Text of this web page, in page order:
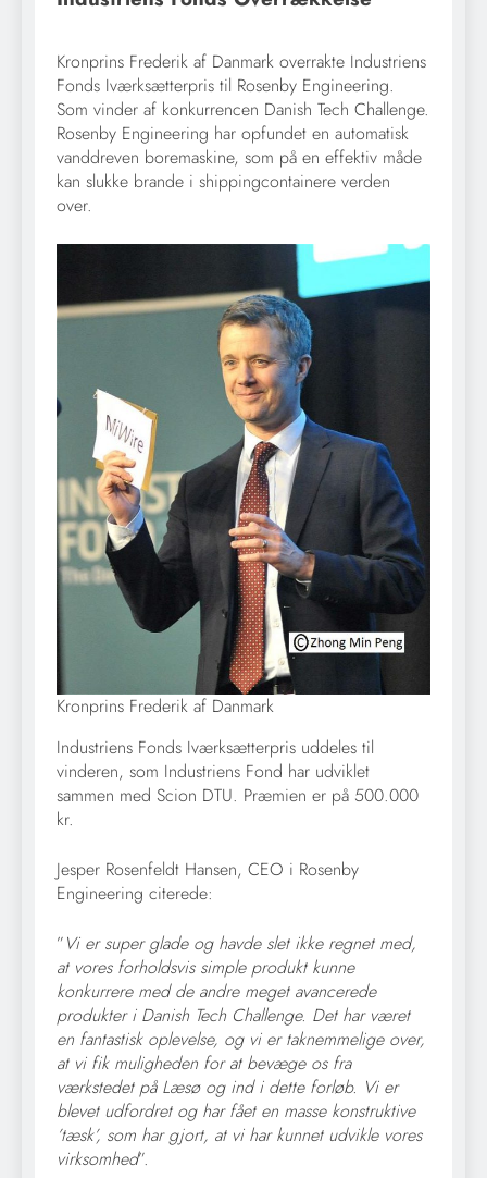
Kronprins Frederik af Danmark overrakte Industriens
Fonds Iværksætterpris til Rosenby Engineering.
Som vinder af konkurrencen Danish Tech Challenge.
Rosenby Engineering har opfundet en automatisk
vanddreven boremaskine, som på en effektiv måde
kan slukke brande i shippingcontainere verden
over.
Kronprins Frederik af Danmark
Industriens Fonds Iværksætterpris uddeles til
vinderen, som Industriens Fond har udviklet
sammen med Scion DTU. Præmien er på 500.000
kr.
Jesper Rosenfeldt Hansen, CEO i Rosenby
Engineering citerede:
”Vi er super glade og havde slet ikke regnet med,
at vores forholdsvis simple produkt kunne
konkurrere med de andre meget avancerede
produkter i Danish Tech Challenge. Det har været
en fantastisk oplevelse, og vi er taknemmelige over,
at vi fik muligheden for at bevæge os fra
værkstedet på Læsø og ind i dette forløb. Vi er
blevet udfordret og har fået en masse konstruktive
’tæsk’, som har gjort, at vi har kunnet udvikle vores
virksomhed”.